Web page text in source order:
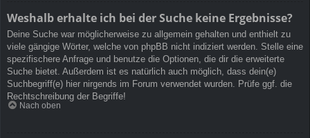
Weshalb erhalte ich bei der Suche keine Ergebnisse?
Deine Suche war möglicherweise zu allgemein gehalten und enthielt zu
viele gängige Wörter, welche von phpBB nicht indiziert werden. Stelle eine
spezifischere Anfrage und benutze die Optionen, die dir die erweiterte
Suche bietet. Außerdem ist es natürlich auch möglich, dass dein(e)
Suchbegriff(e) hier nirgends im Forum verwendet wurden. Prüfe ggf. die
Rechtschreibung der Begriffe!
Nach oben